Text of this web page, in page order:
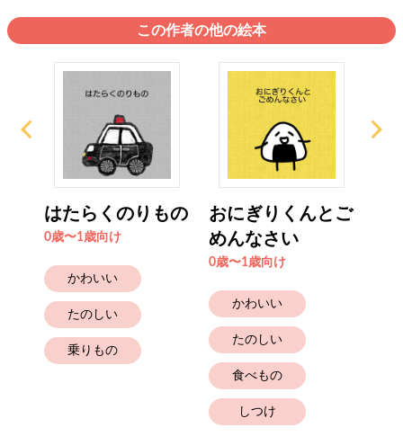
この作者の他の絵本
はたらくのりもの
0歳〜1歳向け
かわいい
たのしい
乗りもの
おにぎりくんとご
めんなさい
0歳〜1歳向け
かわいい
たのしい
食べもの
しつけ